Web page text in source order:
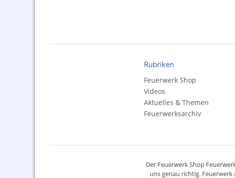
Rubriken
Feuerwerk Shop
Videos
Aktuelles & Themen
Feuerwerksarchiv
Der Feuerwerk Shop
uns genau richtig.